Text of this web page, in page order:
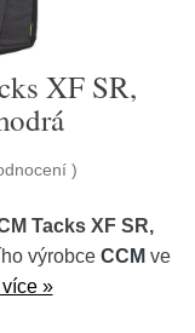
XF SR,
)
Tacks XF SR,
výrobce CCM ve
»